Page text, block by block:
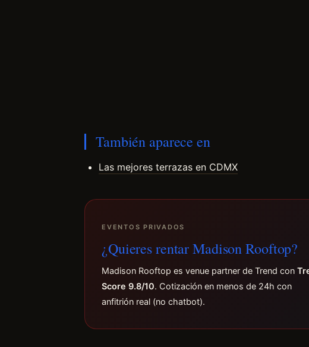
También aparece en
Las mejores terrazas en CDMX
EVENTOS PRIVADOS
¿Quieres rentar Madison Rooftop?
Madison Rooftop es venue partner de Trend con
Score 9.8/10. Cotización en menos de 24h con
anfitrión real (no chatbot).